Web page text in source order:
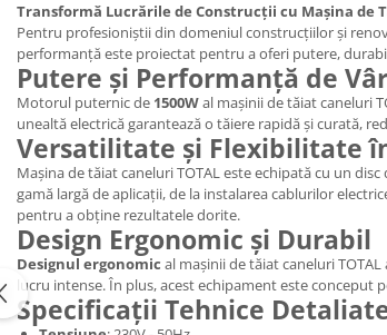
Transformă Lucrările de Construcții cu Mașina de
Pentru profesioniștii din domeniul construcțiilor și
performanță este proiectat pentru a oferi putere,
Putere și Performanță de
Motorul puternic de 1500Wal mașinii de tăiat caneluri
unealtă electrică garantează o tăiere rapidă și curată,
Versatilitate și Flexibilitate
Mașina de tăiat caneluri TOTAL este echipată cu un disc
gamă largă de aplicații, de la instalarea cablurilor
pentru a obține rezultatele dorite.
Design Ergonomic și Durabil
Designul ergonomic al mașinii de tăiat caneluri
lucru intense. În plus, acest echipament este
Specificații Tehnice